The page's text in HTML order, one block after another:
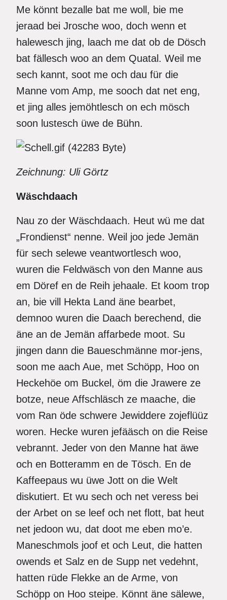
Me könnt bezalle bat me woll, bie me
jeraad bei Jrosche woo, doch wenn et
halewesch jing, laach me dat ob de Dösch
bat fällesch woo an dem Quatal. Weil me
sech kannt, soot me och dau für die
Manne vom Amp, me sooch dat net eng,
et jing alles jemöhtlesch on ech mösch
soon lustesch üwe de Bühn.
Zeichnung: Uli Görtz
Wäschdaach
Nau zo der Wäschdaach. Heut wü me dat
„Frondienst“ nenne. Weil joo jede Jemän
für sech selewe veantwortlesch woo,
wuren die Feldwäsch von den Manne aus
em Döref en de Reih jehaale. Et koom trop
an, bie vill Hekta Land äne bearbet,
demnoo wuren die Daach berechend, die
äne an de Jemän affarbede moot. Su
jingen dann die Baueschmänne mor-jens,
soon me aach Aue, met Schöpp, Hoo on
Heckehöe om Buckel, öm die Jrawere ze
botze, neue Affschläsch ze maache, die
vom Ran öde schwere Jewiddere zojeflüüz
woren. Hecke wuren jefääsch on die Reise
vebrannt. Jeder von den Manne hat äwe
och en Botteramm en de Tösch. En de
Kaffeepaus wu üwe Jott on die Welt
diskutiert. Et wu sech och net veress bei
der Arbet on se leef och net flott, bat heut
net jedoon wu, dat doot me eben mo’e.
Maneschmols joof et och Leut, die hatten
owends et Salz en de Supp net vedehnt,
hatten rüde Flekke an de Arme, von
Schöpp on Hoo steipe. Könnt äne sälewe,